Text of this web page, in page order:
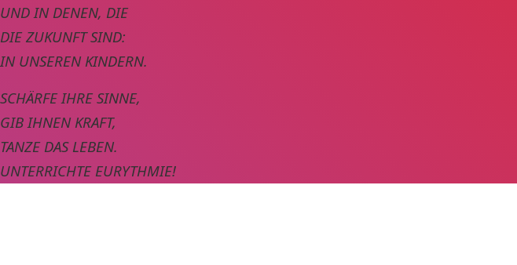
UND IN DENEN, DIE
DIE ZUKUNFT SIND:
IN UNSEREN KINDERN.
SCHÄRFE IHRE SINNE,
GIB IHNEN KRAFT,
TANZE DAS LEBEN.
UNTERRICHTE EURYTHMIE!